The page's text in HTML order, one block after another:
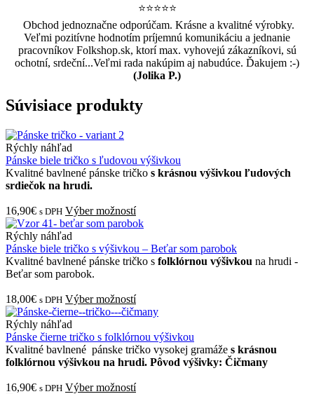
⭐️⭐️⭐️⭐️⭐️
Obchod jednoznačne odporúčam. Krásne a kvalitné výrobky.
Veľmi pozitívne hodnotím príjemnú komunikáciu a jednanie
pracovníkov Folkshop.sk, ktorí max. vyhovejú zákazníkovi, sú
ochotní, srdeční...Veľmi rada nakúpim aj nabudúce. Ďakujem :-)
(Jolika P.)
Súvisiace produkty
Rýchly náhľad
Pánske biele tričko s ľudovou výšivkou
Kvalitné bavlnené pánske tričko s krásnou výšivkou ľudových
srdiečok na hrudi.
16,90€ s DPH Výber možností
Rýchly náhľad
Pánske biele tričko s výšivkou – Beťar som parobok
Kvalitné bavlnené pánske tričko s folklórnou výšivkou na hrudi -
Beťar som parobok.
18,00€ s DPH Výber možností
Rýchly náhľad
Pánske čierne tričko s folklórnou výšivkou
Kvalitné bavlnené pánske tričko vysokej gramáže s krásnou
folklórnou výšivkou na hrudi. Pôvod výšivky: Čičmany
16,90€ s DPH Výber možností